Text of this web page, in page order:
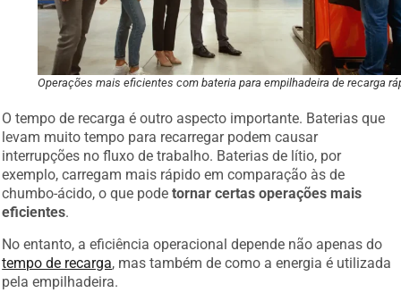
Operações mais eficientes com bateria para empilhadeira de recarga
O tempo de recarga é outro aspecto importante. Baterias que
levam muito tempo para recarregar podem causar
interrupções no fluxo de trabalho. Baterias de lítio, por
exemplo, carregam mais rápido em comparação às de
chumbo-ácido, o que podetornar certas operações mais
eficientes.
No entanto, a eficiência operacional depende não apenas do
tempo de recarga, mas também de como a energia é utilizada
pela empilhadeira.